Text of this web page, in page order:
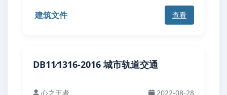
建筑文件 查看
DB11∕1316-2016 城市轨道交通
心之王者 2022-08-28